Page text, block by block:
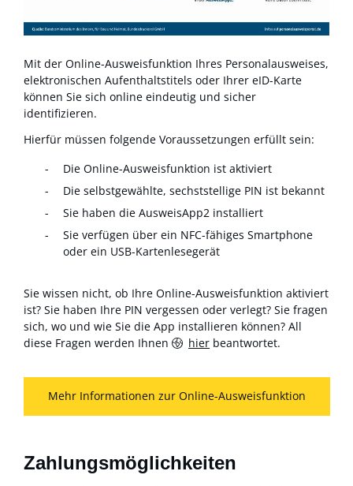
Mit der Online-Ausweisfunktion Ihres Personalausweises,
elektronischen Aufenthaltstitels oder Ihrer eID-Karte
können Sie sich online eindeutig und sicher
identifizieren.
Hierfür müssen folgende Voraussetzungen erfüllt sein:
Die Online-Ausweisfunktion ist aktiviert
Die selbstgewählte, sechststellige PIN ist bekannt
Sie haben die AusweisApp2 installiert
Sie verfügen über ein NFC-fähiges Smartphone
oder ein USB-Kartenlesegerät
Sie wissen nicht, ob Ihre Online-Ausweisfunktion aktiviert
ist? Sie haben Ihre PIN vergessen oder verlegt? Sie fragen
sich, wo und wie Sie die App installieren können? All
diese Fragen werden Ihnen
hier beantwortet.
Mehr Informationen zur Online-Ausweisfunktion
Zahlungsmöglichkeiten